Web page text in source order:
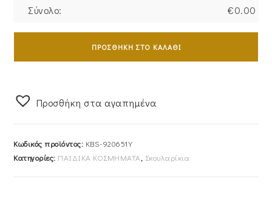
Σύνολο: €0.00
Σκουλαρίκια
Παιδικά
920651Y
ΠΡΟΣΘΉΚΗ ΣΤΟ ΚΑΛΆΘΙ
Προσθήκη στα αγαπημένα
Κωδικός προϊόντος: KBS-920651Y
Κατηγορίες: ΠΑΙΔΙΚΑ ΚΟΣΜΗΜΑΤΑ, Σκουλαρίκια